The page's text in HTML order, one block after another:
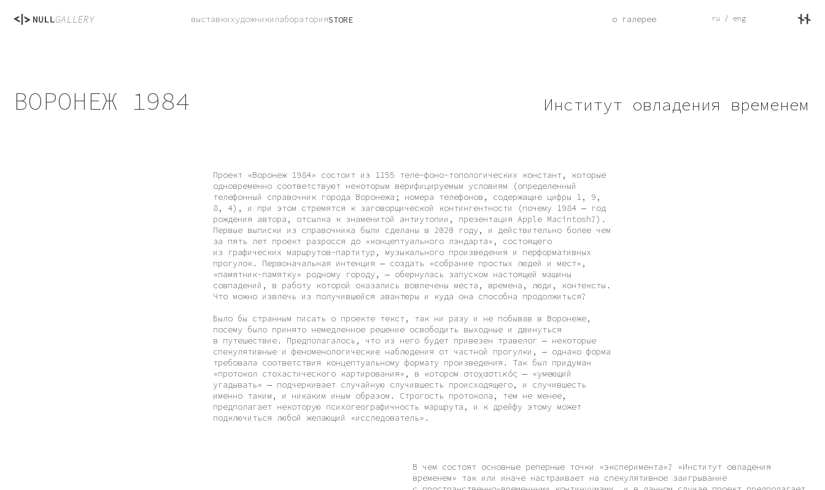
ru / eng
выставкихудожникилабораторияSTORE
ВОРОНЕЖ 1984
В чем состоят основные реперные точки «эксперимента»? «Институт овладения
единицы»). Важно, что реальная прогулка по Воронежу не равна виртуальной, однако,
углубление в контекст города способен обогатить и ту, и другую. Наблюдение
за топографическими маршрутами на карте не равны режиму «Просмотра улиц», однако
телефонный справочник города Воронежа; номера телефонов, содержащие цифры 1, 9,
8, 4), и при этом стремятся к заговорщической контингентности (почему 1984 — год
рождения автора, отсылка к знаменитой антиутопии, презентация Apple Macintosh?).
Первые выписки из справочника были сделаны в 2020 году, и действительно более чем
за пять лет проект разросся до «концептуального лэндарта», состоящего
из графических маршрутов-партитур, музыкального произведения и перформативных
прогулок. Первоначальная интенция — создать «собрание простых людей и мест»,
«памятник-памятку» родному городу, — обернулась запуском настоящей машины
совпадений, в работу которой оказались вовлечены места, времена, люди, контексты.
Что можно извлечь из получившейся авантюры и куда она способна продолжиться?
Было бы странным писать о проекте текст, так ни разу и не побывав в Воронеже,
посему было принято немедленное решение освободить выходные и двинуться
спекулятивные и феноменологические наблюдения от частной прогулки, — однако форма
требовала соответствия концептуальному формату произведения. Так был придуман
«протокол стохастического картирования», в котором στοχαστικός — «умеющий
угадывать» — подчеркивает случайную случившесть происходящего, и случившесть
именно таким, и никаким иным образом. Строгость протокола, тем не менее,
предполагает некоторую психогеографичность маршрута, и к дрейфу этому может
подключиться любой желающий «исследователь».